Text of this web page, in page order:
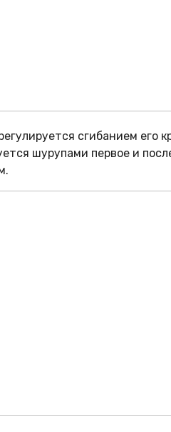
сгибанием его
шурупами первое и